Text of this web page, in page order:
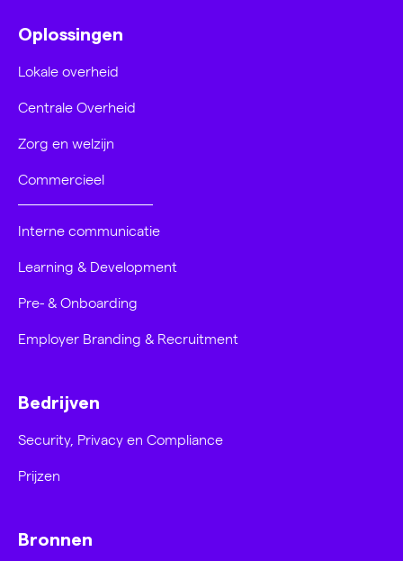
Oplossingen
Lokale overheid
Centrale Overheid
Zorg en welzijn
Commercieel
Interne communicatie
Learning & Development
Pre- & Onboarding
Employer Branding & Recruitment
Bedrijven
Security, Privacy en Compliance
Prijzen
Bronnen